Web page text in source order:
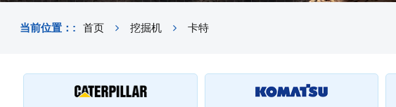
当前位置：: 首页 挖掘机 卡特